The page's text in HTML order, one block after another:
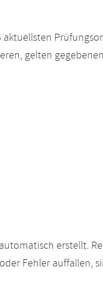
gelten
erstellt.
Fehler auffallen,